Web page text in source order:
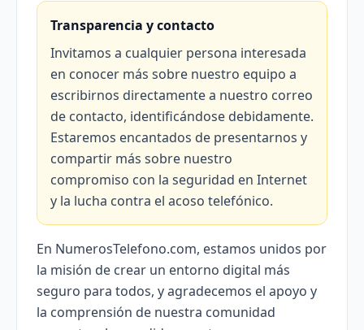
Transparencia y contacto
Invitamos a cualquier persona interesada
en conocer más sobre nuestro equipo a
escribirnos directamente a nuestro correo
de contacto, identificándose debidamente.
Estaremos encantados de presentarnos y
compartir más sobre nuestro
compromiso con la seguridad en Internet
y la lucha contra el acoso telefónico.
En NumerosTelefono.com, estamos unidos por
la misión de crear un entorno digital más
seguro para todos, y agradecemos el apoyo y
la comprensión de nuestra comunidad